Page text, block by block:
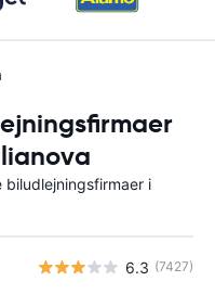
biludlejningsfirmaer i
6.3 (7427)